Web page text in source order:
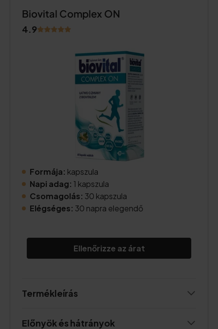
Biovital Complex ON
4.9
Formája: kapszula
Napi adag: 1 kapszula
Csomagolás: 30 kapszula
Elégséges: 30 napra elegendő
Ellenőrizze az árat
Termékleírás
Előnyök és hátrányok